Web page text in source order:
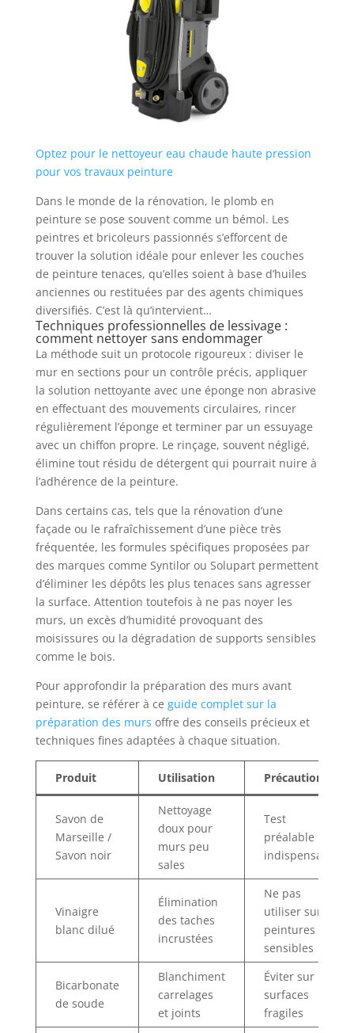
Optez pour le nettoyeur eau chaude haute pression
pour vos travaux peinture
Dans le monde de la rénovation, le plomb en
peinture se pose souvent comme un bémol. Les
peintres et bricoleurs passionnés s’efforcent de
trouver la solution idéale pour enlever les couches
de peinture tenaces, qu’elles soient à base d’huiles
anciennes ou restituées par des agents chimiques
diversifiés. C’est là qu’intervient…
Techniques professionnelles de lessivage :
comment nettoyer sans endommager
La méthode suit un protocole rigoureux : diviser le
mur en sections pour un contrôle précis, appliquer
la solution nettoyante avec une éponge non abrasive
en effectuant des mouvements circulaires, rincer
régulièrement l’éponge et terminer par un essuyage
avec un chiffon propre. Le rinçage, souvent négligé,
élimine tout résidu de détergent qui pourrait nuire à
l’adhérence de la peinture.
Dans certains cas, tels que la rénovation d’une
façade ou le rafraîchissement d’une pièce très
fréquentée, les formules spécifiques proposées par
des marques comme Syntilor ou Solupart permettent
d’éliminer les dépôts les plus tenaces sans agresser
la surface. Attention toutefois à ne pas noyer les
murs, un excès d’humidité provoquant des
moisissures ou la dégradation de supports sensibles
comme le bois.
Pour approfondir la préparation des murs avant
peinture, se référer à ce guide complet sur la
préparation des murs offre des conseils précieux et
techniques fines adaptées à chaque situation.
Produit Utilisation Précaution
Savon de
Marseille /
Savon noir
Nettoyage
doux pour
murs peu
sales
Test
préalable
indispensable
Vinaigre
blanc dilué
Élimination
des taches
incrustées
Ne pas
utiliser sur
peintures
sensibles
Bicarbonate
de soude
Blanchiment
carrelages
et joints
Éviter sur
surfaces
fragiles